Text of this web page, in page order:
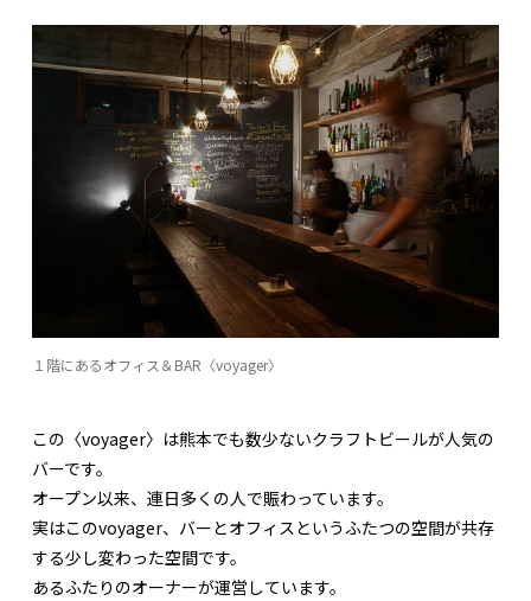
１階にあるオフィス＆BAR〈voyager〉
この〈voyager〉は熊本でも数少ないクラフトビールが人気の
バーです。
オープン以来、連日多くの人で賑わっています。
実はこのvoyager、バーとオフィスというふたつの空間が共存
する少し変わった空間です。
あるふたりのオーナーが運営しています。